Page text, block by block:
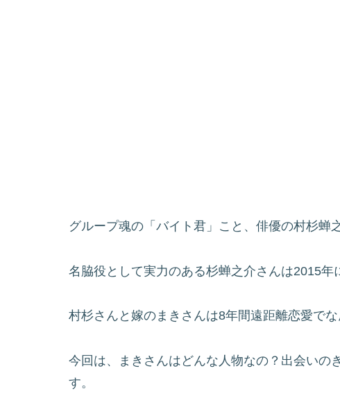
グループ魂の「バイト君」こと、俳優の村杉蝉
名脇役として実力のある杉蝉之介さんは2015年
村杉さんと嫁のまきさんは8年間遠距離恋愛で
今回は、まきさんはどんな人物なの？出会いの
す。